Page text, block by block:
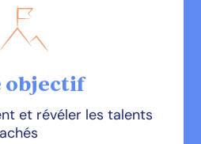
objectif
et révéler les talents